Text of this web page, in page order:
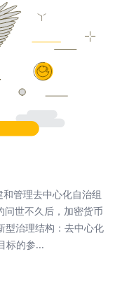
管理去中心化自治组
问世不久后，加密货币
型治理结构：去中心化
标的参...